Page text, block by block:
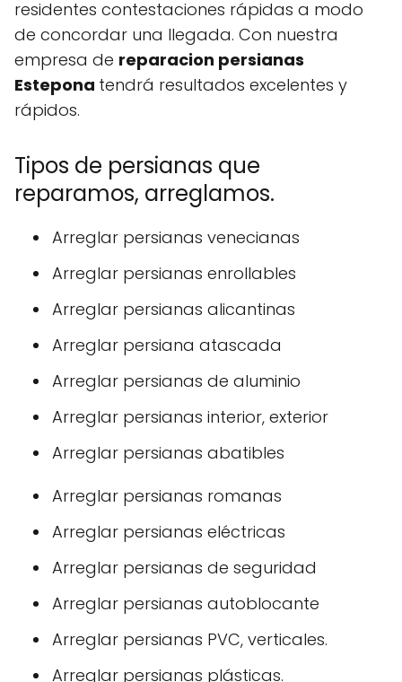
residentes contestaciones rápidas a modo
de concordar una llegada. Con nuestra
empresa de reparacion persianas
Estepona tendrá resultados excelentes y
rápidos.
Tipos de persianas que
reparamos, arreglamos.
Arreglar persianas venecianas
Arreglar persianas enrollables
Arreglar persianas alicantinas
Arreglar persiana atascada
Arreglar persianas de aluminio
Arreglar persianas interior, exterior
Arreglar persianas abatibles
Arreglar persianas romanas
Arreglar persianas eléctricas
Arreglar persianas de seguridad
Arreglar persianas autoblocante
Arreglar persianas PVC, verticales.
Arreglar persianas plásticas.